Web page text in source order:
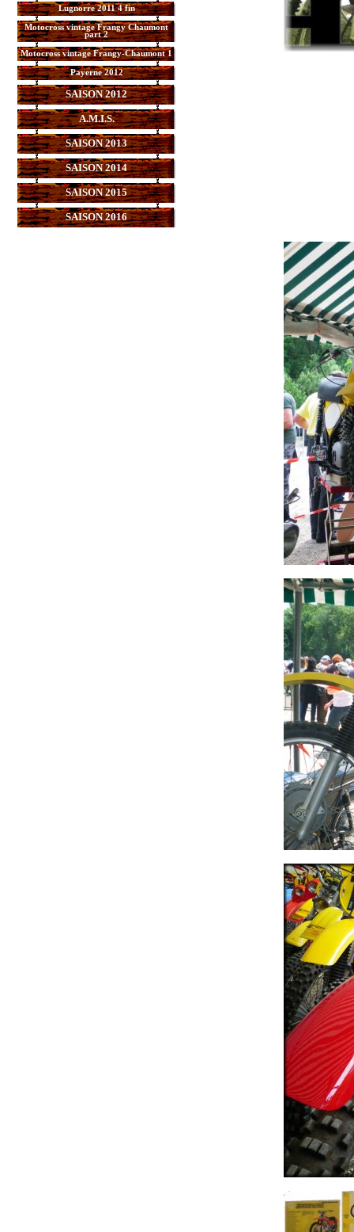
Lugnorre 2011 4 fin
Motocross vintage Frangy Chaumont
part 2
Motocross vintage Frangy-Chaumont 1
Payerne 2012
SAISON 2012
A.M.I.S.
SAISON 2013
SAISON 2014
SAISON 2015
SAISON 2016